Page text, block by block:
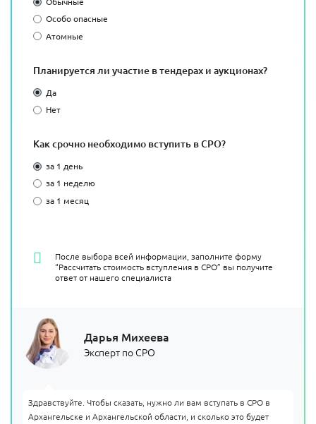
Особо опасные
Атомные
Планируется ли участие в тендерах и аукционах?
Да
Нет
Как срочно необходимо вступить в СРО?
за 1 день
за 1 неделю
за 1 месяц
После выбора всей информации, заполните форму
“Рассчитать стоимость вступления в СРО” вы получите
ответ от нашего специалиста
Дарья Михеева
Эксперт по СРО
Здравствуйте. Чтобы сказать, нужно ли вам вступать в СРО в
Архангельске и Архангельской области, и сколько это будет